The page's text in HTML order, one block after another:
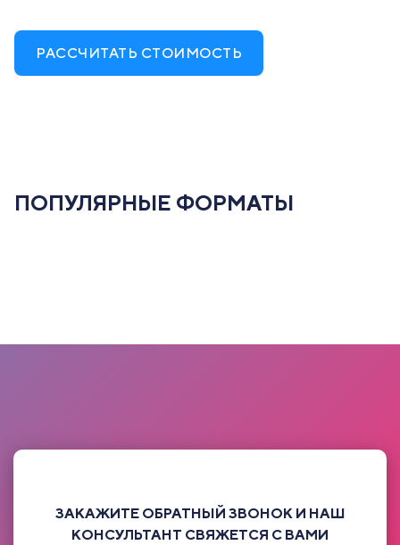
РАССЧИТАТЬ СТОИМОСТЬ
ПОПУЛЯРНЫЕ ФОРМАТЫ
ЗАКАЖИТЕ ОБРАТНЫЙ ЗВОНОК И НАШ
КОНСУЛЬТАНТ СВЯЖЕТСЯ С ВАМИ